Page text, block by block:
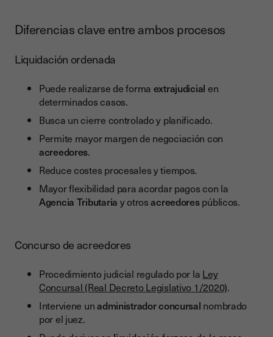
Diferencias clave entre ambos procesos
Liquidación ordenada
Puede realizarse de forma extrajudicial en
determinados casos.
Busca un cierre controlado y planificado.
Permite mayor margen de negociación con
acreedores.
Reduce costes procesales y tiempos.
Mayor flexibilidad para acordar pagos con la
Agencia Tributaria y otrosacreedorespúblicos.
Concurso de acreedores
Procedimiento judicial regulado por la Ley
Concursal (Real Decreto Legislativo 1/2020).
Interviene unadministrador concursal nombrado
por el juez.